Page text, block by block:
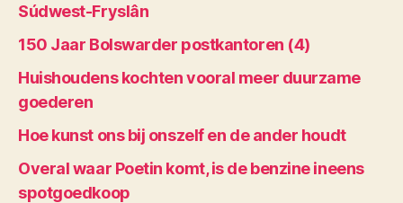
Súdwest-Fryslân
150 Jaar Bolswarder postkantoren (4)
Huishoudens kochten vooral meer duurzame
goederen
Hoe kunst ons bij onszelf en de ander houdt
Overal waar Poetin komt, is de benzine ineens
spotgoedkoop